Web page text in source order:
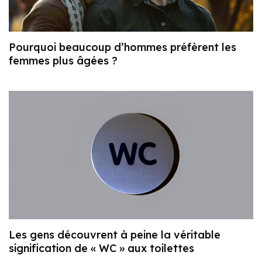
Pourquoi beaucoup d’hommes préfèrent les
femmes plus âgées ?
Les gens découvrent à peine la véritable
signification de « WC » aux toilettes